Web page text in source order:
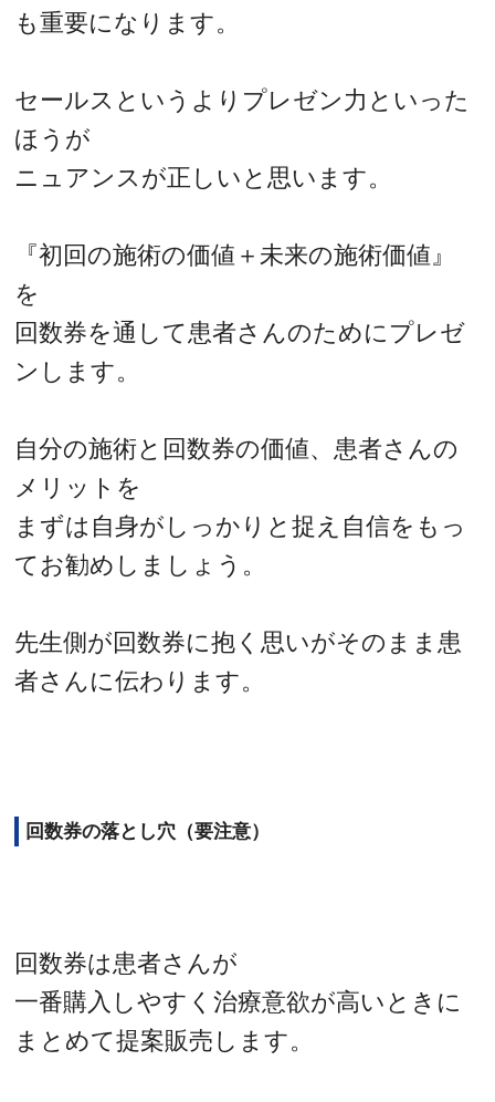
も重要になります。
セールスというよりプレゼン力といった
ほうが
ニュアンスが正しいと思います。
『初回の施術の価値＋未来の施術価値』
を
回数券を通して患者さんのためにプレゼ
ンします。
自分の施術と回数券の価値、患者さんの
メリットを
まずは自身がしっかりと捉え自信をもっ
てお勧めしましょう。
先生側が回数券に抱く思いがそのまま患
者さんに伝わります。
回数券の落とし穴（要注意）
回数券は患者さんが
一番購入しやすく治療意欲が高いときに
まとめて提案販売します。